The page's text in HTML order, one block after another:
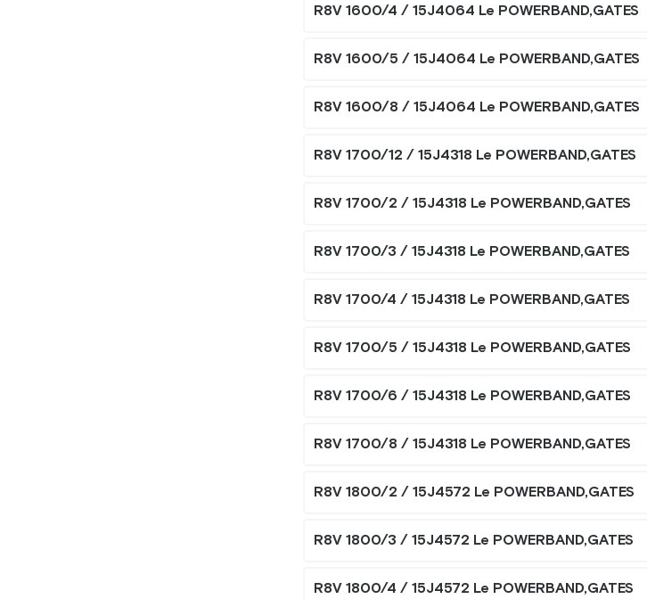
R8V 1600/4 / 15J4064 Le POWERBAND,GATES
R8V 1600/5 / 15J4064 Le POWERBAND,GATES
R8V 1600/8 / 15J4064 Le POWERBAND,GATES
R8V 1700/12 / 15J4318 Le POWERBAND,GATES
R8V 1700/2 / 15J4318 Le POWERBAND,GATES
R8V 1700/3 / 15J4318 Le POWERBAND,GATES
R8V 1700/4 / 15J4318 Le POWERBAND,GATES
R8V 1700/5 / 15J4318 Le POWERBAND,GATES
R8V 1700/6 / 15J4318 Le POWERBAND,GATES
R8V 1700/8 / 15J4318 Le POWERBAND,GATES
R8V 1800/2 / 15J4572 Le POWERBAND,GATES
R8V 1800/3 / 15J4572 Le POWERBAND,GATES
R8V 1800/4 / 15J4572 Le POWERBAND,GATES